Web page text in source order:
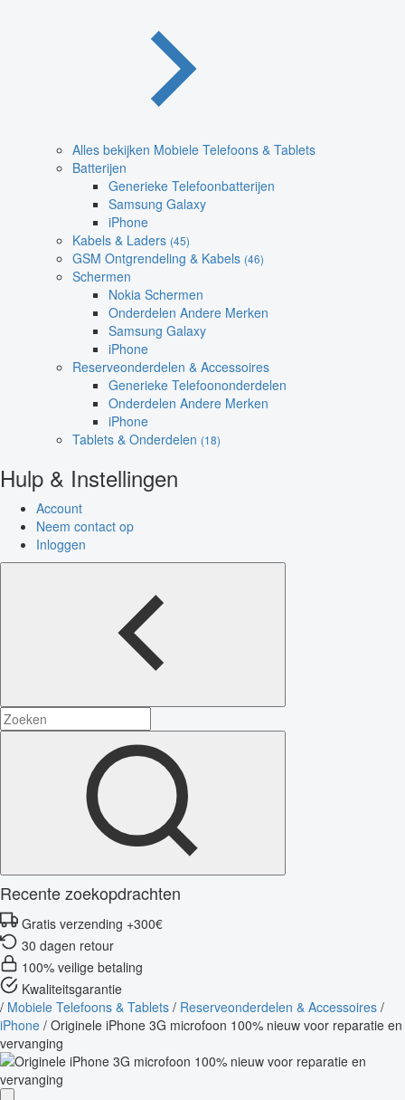
Alles bekijken Mobiele Telefoons & Tablets
Batterijen
Generieke Telefoonbatterijen
Samsung Galaxy
iPhone
Kabels & Laders (45)
GSM Ontgrendeling & Kabels (46)
Schermen
Nokia Schermen
Onderdelen Andere Merken
Samsung Galaxy
iPhone
Reserveonderdelen & Accessoires
Generieke Telefoononderdelen
Onderdelen Andere Merken
iPhone
Tablets & Onderdelen (18)
Hulp & Instellingen
Account
Neem contact op
Inloggen
Recente zoekopdrachten
Gratis verzending +300€
30 dagen retour
100% veilige betaling
Kwaliteitsgarantie
/ Mobiele Telefoons & Tablets / Reserveonderdelen & Accessoires /
iPhone / Originele iPhone 3G microfoon 100% nieuw voor reparatie en
vervanging